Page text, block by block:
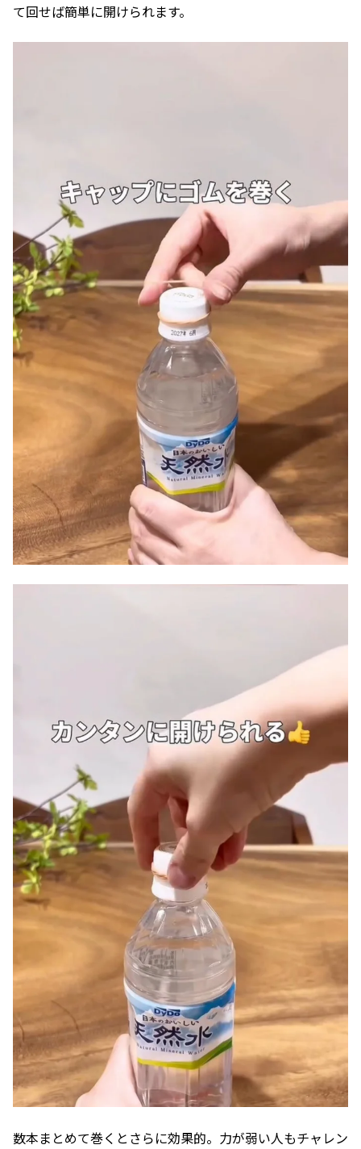
て回せば簡単に開けられます。
数本まとめて巻くとさらに効果的。力が弱い人もチャレン